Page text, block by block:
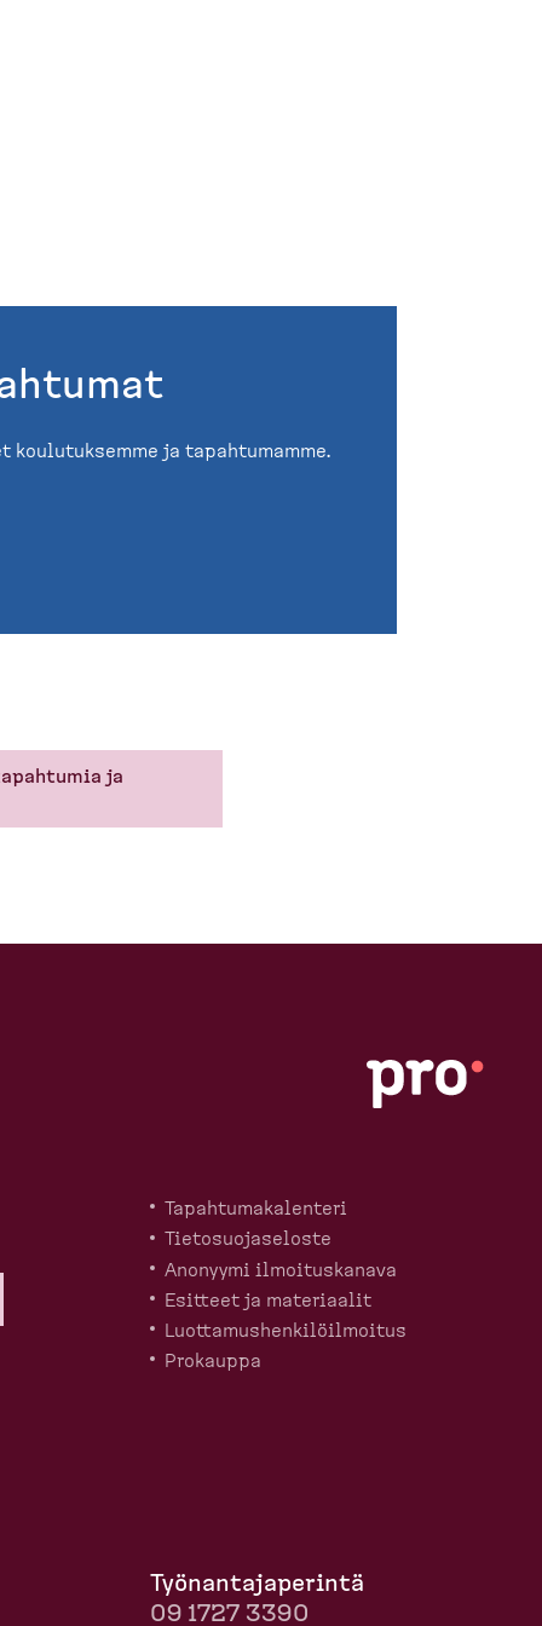
ja tapahtumamme.
ja
Tapahtu­ma­ka­lenteri
Tietosuo­ja­seloste
Anonyymi ilmoitus­kanava
Esitteet ja materiaalit
Luotta­mus­hen­ki­löil­moitus
Prokauppa
Työnan­ta­ja­perintä
09 1727 3390